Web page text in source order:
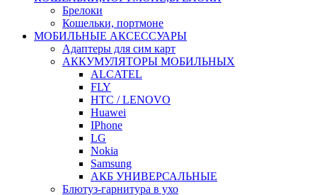
Брелоки
Кошельки, портмоне
МОБИЛЬНЫЕ АКСЕССУАРЫ
Адаптеры для сим карт
АККУМУЛЯТОРЫ МОБИЛЬНЫХ
ALCATEL
FLY
HTC / LENOVO
Huawei
IPhone
LG
Nokia
Samsung
АКБ УНИВЕРСАЛЬНЫЕ
Блютуз-гарнитура в ухо